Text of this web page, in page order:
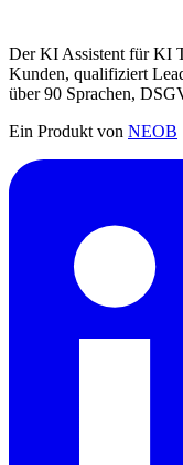
Der KI Assistent für KI
Kunden, qualifiziert
über 90 Sprachen,
Ein Produkt von NEOB